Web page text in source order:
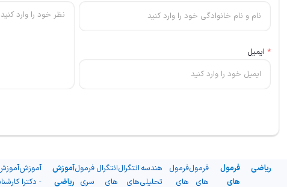
* ایمیل
ریاضی
فرمول
های
فرمول
های
فرمول
های
هندسه
تحلیلی
انتگرال
های
انتگرال
های
فرمول
سری
آموزش
ریاضی
آموزش
- دکترا